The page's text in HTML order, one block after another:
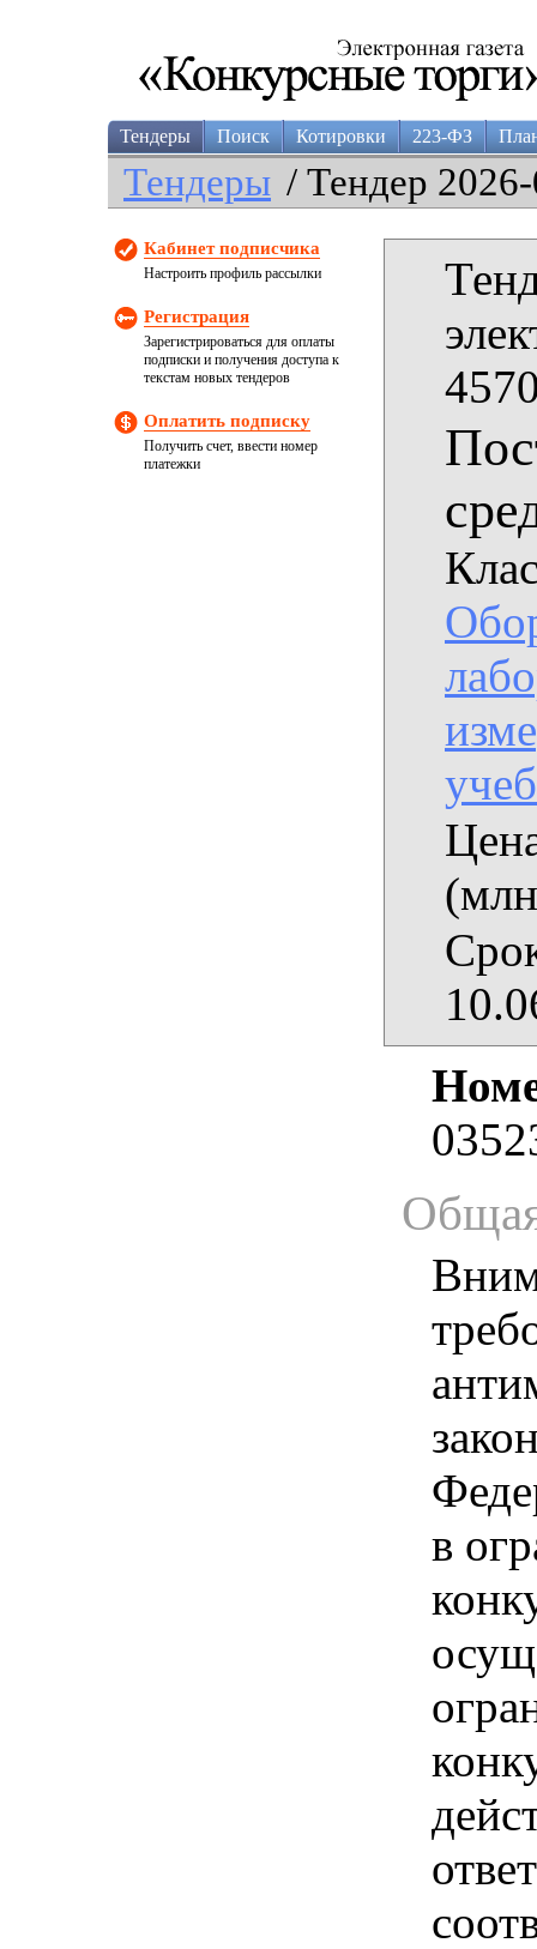
Тендеры Поиск Котировки 223-ФЗ
Тендеры / Тендер
Кабинет подписчика
Настроить профиль рассылки
Регистрация
Зарегистрироваться для оплаты
подписки и получения доступа к
текстам новых тендеров
Оплатить подписку
Получить счет, ввести номер
платежки
в